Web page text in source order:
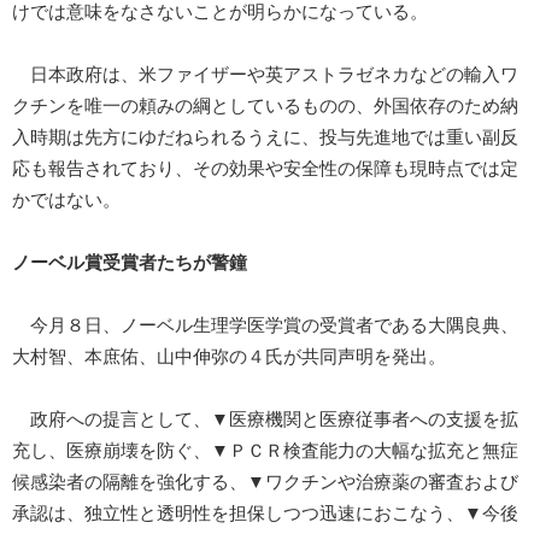
けでは意味をなさないことが明らかになっている。
日本政府は、米ファイザーや英アストラゼネカなどの輸入ワ
クチンを唯一の頼みの綱としているものの、外国依存のため納
入時期は先方にゆだねられるうえに、投与先進地では重い副反
応も報告されており、その効果や安全性の保障も現時点では定
かではない。
ノーベル賞受賞者たちが警鐘
今月８日、ノーベル生理学医学賞の受賞者である大隅良典、
大村智、本庶佑、山中伸弥の４氏が共同声明を発出。
政府への提言として、▼医療機関と医療従事者への支援を拡
充し、医療崩壊を防ぐ、▼ＰＣＲ検査能力の大幅な拡充と無症
候感染者の隔離を強化する、▼ワクチンや治療薬の審査および
承認は、独立性と透明性を担保しつつ迅速におこなう、▼今後